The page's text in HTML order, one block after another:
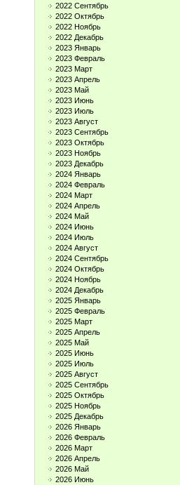
2022 Сентябрь
2022 Октябрь
2022 Ноябрь
2022 Декабрь
2023 Январь
2023 Февраль
2023 Март
2023 Апрель
2023 Май
2023 Июнь
2023 Июль
2023 Август
2023 Сентябрь
2023 Октябрь
2023 Ноябрь
2023 Декабрь
2024 Январь
2024 Февраль
2024 Март
2024 Апрель
2024 Май
2024 Июнь
2024 Июль
2024 Август
2024 Сентябрь
2024 Октябрь
2024 Ноябрь
2024 Декабрь
2025 Январь
2025 Февраль
2025 Март
2025 Апрель
2025 Май
2025 Июнь
2025 Июль
2025 Август
2025 Сентябрь
2025 Октябрь
2025 Ноябрь
2025 Декабрь
2026 Январь
2026 Февраль
2026 Март
2026 Апрель
2026 Май
2026 Июнь